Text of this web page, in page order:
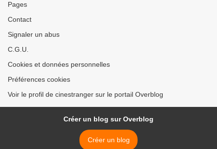
Pages
Contact
Signaler un abus
C.G.U.
Cookies et données personnelles
Préférences cookies
Voir le profil de cinestranger sur le portail Overblog
Créer un blog sur Overblog
Créer un blog